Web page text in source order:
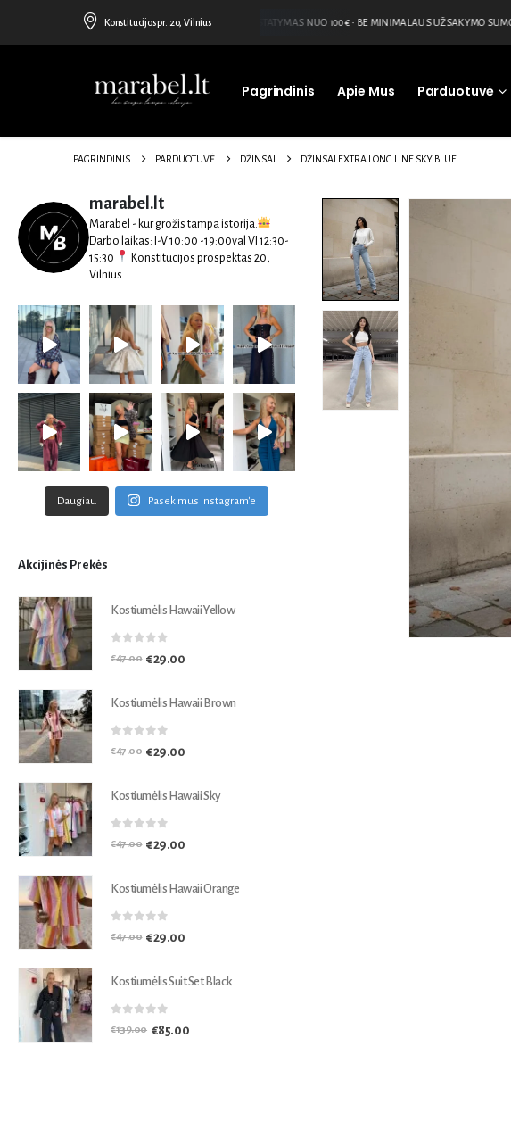
Konstitucijos pr. 20, VilniusNEMOKAMAS PRISTATYMAS NUO 100€ • BE MINIMALAUS UŽSAKYMO
Pagrindinis Apie Mus Parduotuvė
PAGRINDINIS PARDUOTUVĖ DŽINSAI DŽINSAI EXTRA LONG LINE SKY BLUE
marabel.lt
Marabel - kur grožis tampa istorija.
Darbo laikas: I-V 10:00 -19:00val VI 12:30-
15:30
Konstitucijos prospektas 20,
Vilnius
Daugiau Pasek mus Instagram'e
Akcijinės Prekės
Kostiumėlis Hawaii Yellow
€47.00 €29.00
Kostiumėlis Hawaii Brown
€47.00 €29.00
Kostiumėlis Hawaii Sky
€47.00 €29.00
Kostiumėlis Hawaii Orange
€47.00 €29.00
Kostiumėlis Suit Set Black
€139.00 €85.00